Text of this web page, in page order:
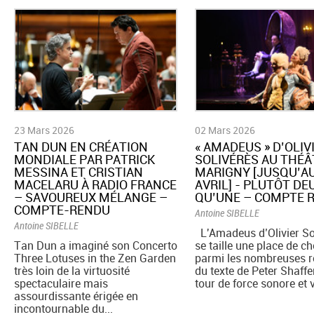
23 Mars 2026
TAN DUN EN CRÉATION
MONDIALE PAR PATRICK
MESSINA ET CRISTIAN
MACELARU À RADIO FRANCE
– SAVOUREUX MÉLANGE –
COMPTE-RENDU
Antoine SIBELLE
Tan Dun a imaginé son Concerto
Three Lotuses in the Zen Garden
très loin de la virtuosité
spectaculaire mais
assourdissante érigée en
incontournable du...
02 Mars 2026
« AMADEUS »
SOLIVÉRÈS AU
MARIGNY
AVRIL] - PLUTÔT
QU’UNE – COMPTE
Antoine SIBELLE
L'Amadeus d’Olivier
se taille une place de
parmi les nombreuses
du texte de Peter
tour de force sonore et